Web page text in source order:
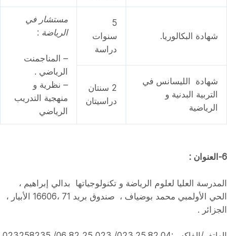
شهادة البكالوريا.
5
سنوات
دراسة
مستشار في
الرياضة :
– المناجمنت
الرياضي .
– نظرية و
منهجية التدريب
الرياضي
شهادة الليسانس في
التربية البدنية و
الرياضية
2 سنتان
دراسيتان
6-العنوان :
المدرسة العليا لعلوم الرياضة و تكنولوجياتها بدالي إبراهيم ،
الحي الأولمبي محمد بوضياف ، صندوق بريد 71 ،16606 الأبيار ،
الجزائر .